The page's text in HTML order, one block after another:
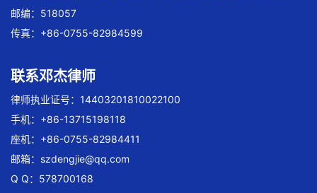
邮编：518057
传真：+86-0755-82984599
联系邓杰律师
律师执业证号：14403201810022100
手机：+86-13715198118
座机：+86-0755-82984411
邮箱： szdengjie@qq.com
Q Q：578700168